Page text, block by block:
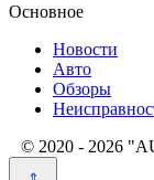
Основное
Новости
Авто
Обзоры
© 2020 - 2026